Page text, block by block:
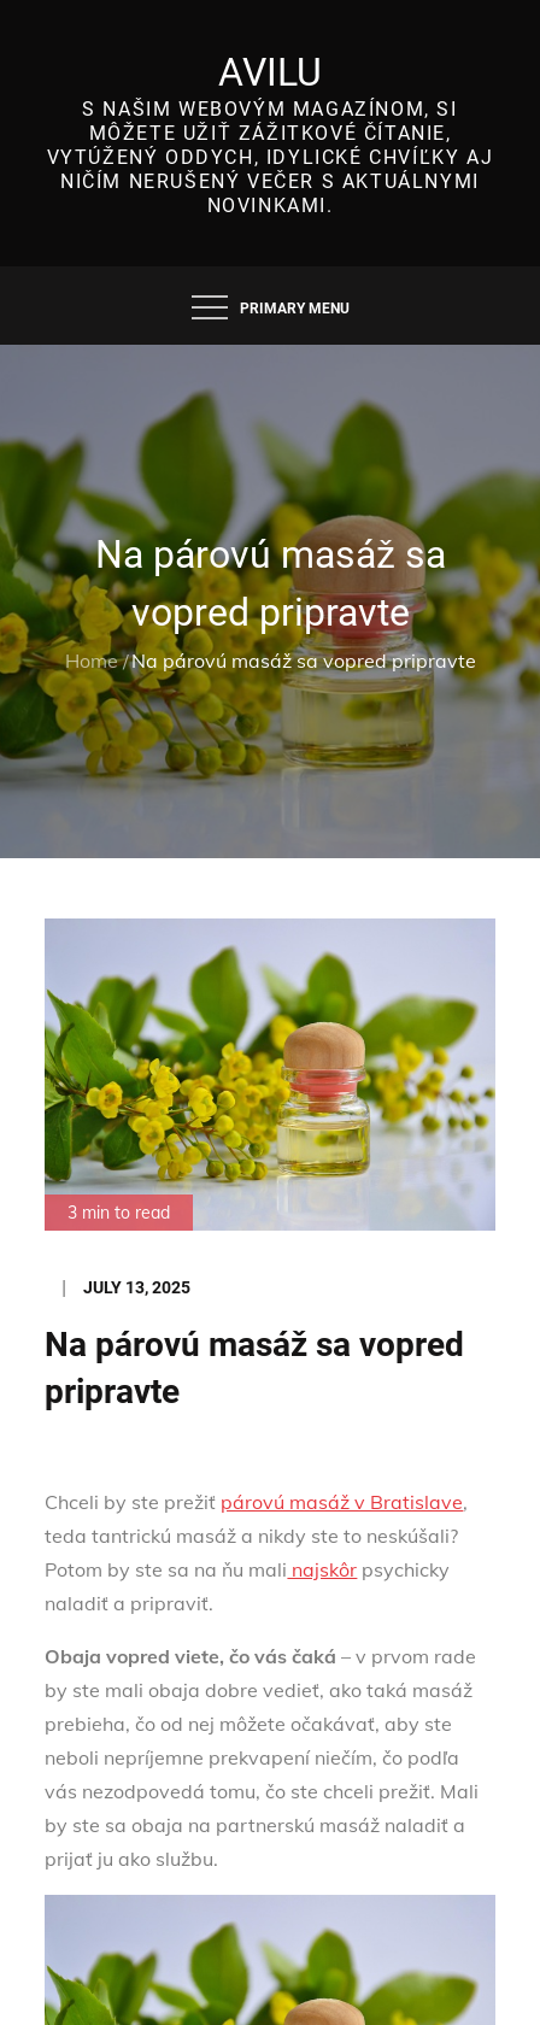
AVILU
S NAŠIM WEBOVÝM MAGAZÍNOM, SI
MÔŽETE UŽIŤ ZÁŽITKOVÉ ČÍTANIE,
VYTÚŽENÝ ODDYCH, IDYLICKÉ CHVÍĽKY AJ
NIČÍM NERUŠENÝ VEČER S AKTUÁLNYMI
NOVINKAMI.
PRIMARY MENU
Na párovú masáž sa
vopred pripravte
Home Na párovú masáž sa vopred pripravte
3 min to read
Posted
JULY 13, 2025
Na párovú masáž sa vopred
pripravte
Chceli by ste prežiť párovú masáž v Bratislave,
teda tantrickú masáž a nikdy ste to neskúšali?
Potom by ste sa na ňu mali najskôr psychicky
naladiť a pripraviť.
Obaja vopred viete, čo vás čaká– v prvom rade
by ste mali obaja dobre vedieť, ako taká masáž
prebieha, čo od nej môžete očakávať, aby ste
neboli nepríjemne prekvapení niečím, čo podľa
vás nezodpovedá tomu, čo ste chceli prežiť. Mali
by ste sa obaja na partnerskú masáž naladiť a
prijať ju ako službu.